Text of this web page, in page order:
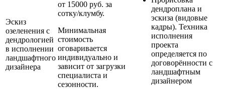
Эскиз
озеленения с
дендрологией
в исполнении
ландшафтного
дизайнера
от 15000 руб. за
сотку/клумбу.
Минимальная
стоимость
оговаривается
индивидуально и
зависит от загрузки
специалиста и
сезонности.
дендроплана и
эскиза (видовые
кадры). Техника
исполнения
проекта
определяется по
договорённости с
ландшафтным
дизайнером